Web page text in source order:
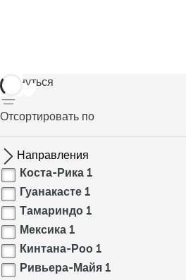
вернуться
Отсортировать по
Направления
Коста-Рика 1
Гуанакасте 1
Тамариндо 1
Мексика 1
Кинтана-Роо 1
Ривьера-Майя 1